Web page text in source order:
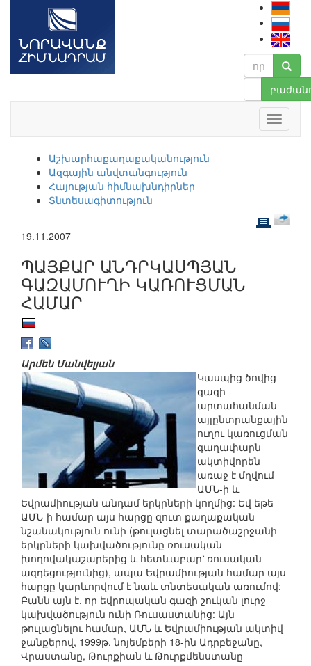
Աշխարհաքաղաքականություն
Ազգային անվտանգություն
Հայության հիմնախնդիրներ
Տնտեսագիտություն
19.11.2007
ՊԱՅՔԱՐ ԱՆԴՐԿԱՍՊՅԱՆ
ԳԱԶԱՄՈՒՂԻ ԿԱՌՈՒՑՄԱՆ
ՀԱՄԱՐ
Արմեն Մանվելյան
Կասպից ծովից
գազի
արտահանման
այլընտրանքային
ուղու կառուցման
գաղափարն
ակտիվորեն
առաջ է մղվում
ԱՄՆ-ի և
Եվրամիության անդամ երկրների կողմից: Եվ եթե
ԱՄՆ-ի համար այս հարցը զուտ քաղաքական
նշանակություն ունի (թուլացնել տարածաշրջանի
երկրների կախվածությունը ռուսական
խողովակաշարերից և հետևաբար՝ ռուսական
ազդեցությունից), ապա Եվրամիության համար այս
հարցը կարևորվում է նաև տնտեսական առումով:
Բանն այն է, որ եվրոպական գազի շուկան լուրջ
կախվածություն ունի Ռուսաստանից: Այն
թուլացնելու համար, ԱՄՆ և Եվրամիության ակտիվ
ջանքերով, 1999թ. նոյեմբերի 18-ին Ադրբեջանը,
Վրաստանը, Թուրքիան և Թուրքմենստանը